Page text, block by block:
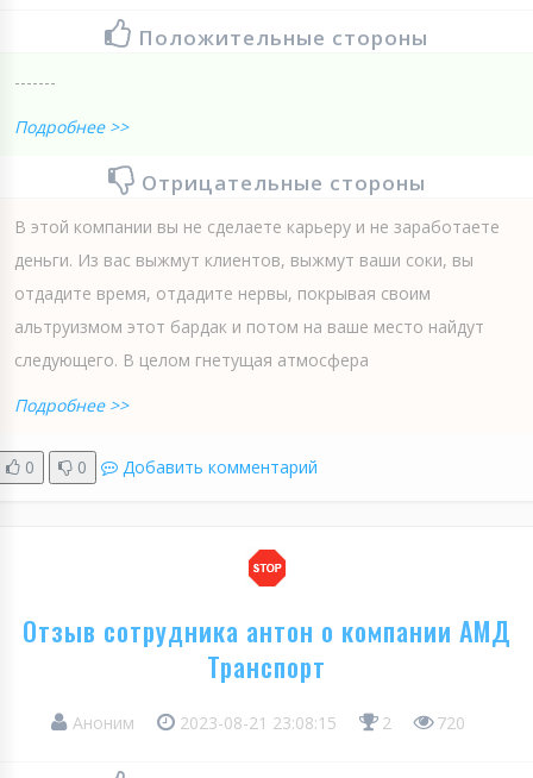
Положительные стороны
-------
Подробнее >>
Отрицательные стороны
В этой компании вы не сделаете карьеру и не заработаете
деньги. Из вас выжмут клиентов, выжмут ваши соки, вы
отдадите время, отдадите нервы, покрывая своим
альтруизмом этот бардак и потом на ваше место найдут
следующего. В целом гнетущая атмосфера
Подробнее >>
0 0 Добавить комментарий
Отзыв сотрудника антон о компании АМД
Транспорт
Аноним 2023-08-21 23:08:15 2 720